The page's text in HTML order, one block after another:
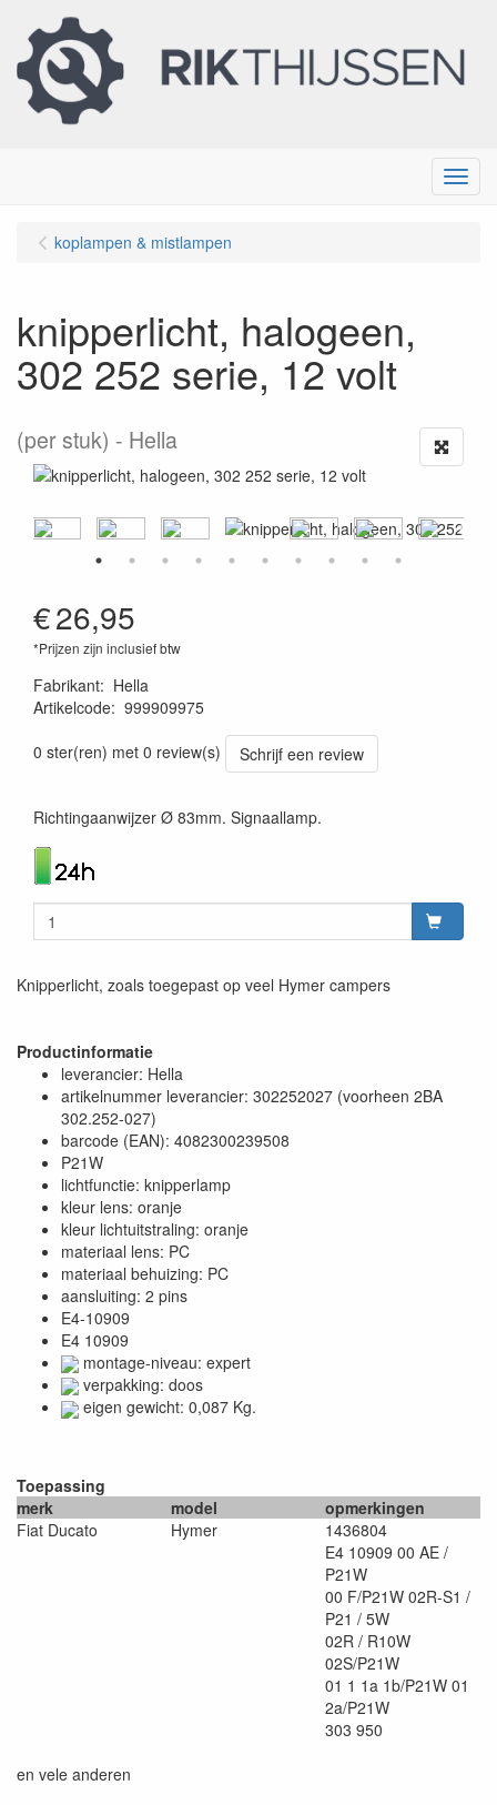
Menu
koplampen & mistlampen
knipperlicht, halogeen,
302 252 serie, 12 volt
(per stuk) Hella
€26,95
*Prijzen zijn inclusief btw
Fabrikant: Hella
Artikelcode: 999909975
0 ster(ren) met 0 review(s)
Schrijf een review
Richtingaanwijzer Ø 83mm. Signaallamp.
Knipperlicht, zoals toegepast op veel Hymer campers
Productinformatie
leverancier: Hella
artikelnummer leverancier: 302252027 (voorheen 2BA
302.252-027)
barcode (EAN): 4082300239508
P21W
lichtfunctie: knipperlamp
kleur lens: oranje
kleur lichtuitstraling: oranje
materiaal lens: PC
materiaal behuizing: PC
aansluiting: 2 pins
E4-10909
E4 10909
montage-niveau: expert
verpakking: doos
eigen gewicht: 0,087 Kg.
Toepassing
merk
model
opmerkingen
Fiat Ducato
Hymer
1436804
E4 10909 00 AE /
P21W
00 F/P21W 02R-S1 /
P21 / 5W
02R / R10W
02S/P21W
01 1 1a 1b/P21W 01
2a/P21W
303 950
en vele anderen